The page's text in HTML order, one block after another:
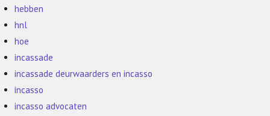
hebben
hnl
hoe
incassade
incassade deurwaarders en incasso
incasso
incasso advocaten